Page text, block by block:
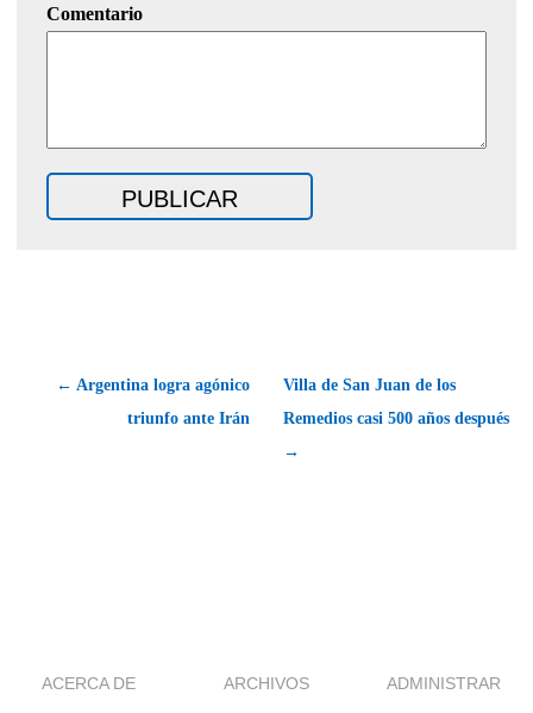
Comentario
← Argentina logra agónico
triunfo ante Irán
Villa de San Juan de los
Remedios casi 500 años después
→
ACERCA DE ARCHIVOS ADMINISTRAR